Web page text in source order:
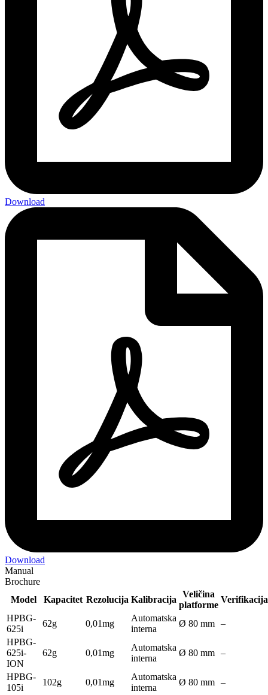
Download
Download
Manual
Brochure
Model
Kapacitet Rezolucija Kalibracija
Veličina
platforme
Verifikacija
HPBG-
625i
62g 0,01mg
Automatska
interna
Ø 80 mm –
HPBG-
625i-
ION
62g 0,01mg
Automatska
interna
Ø 80 mm –
HPBG-
105i
102g 0,01mg
Automatska
interna
Ø 80 mm –